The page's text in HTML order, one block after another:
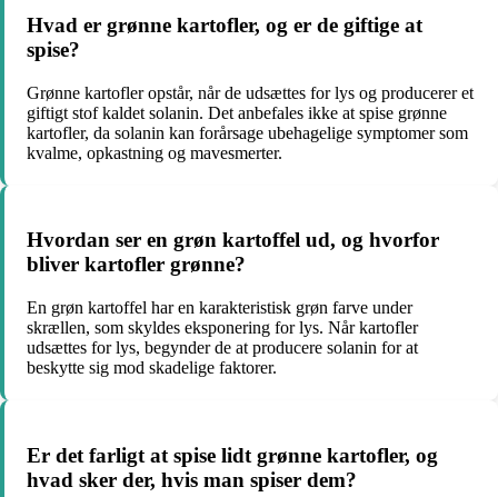
Hvad er grønne kartofler, og er de giftige at
spise?
Grønne kartofler opstår, når de udsættes for lys og producerer et
giftigt stof kaldet solanin. Det anbefales ikke at spise grønne
kartofler, da solanin kan forårsage ubehagelige symptomer som
kvalme, opkastning og mavesmerter.
Hvordan ser en grøn kartoffel ud, og hvorfor
bliver kartofler grønne?
En grøn kartoffel har en karakteristisk grøn farve under
skrællen, som skyldes eksponering for lys. Når kartofler
udsættes for lys, begynder de at producere solanin for at
beskytte sig mod skadelige faktorer.
Er det farligt at spise lidt grønne kartofler, og
hvad sker der, hvis man spiser dem?